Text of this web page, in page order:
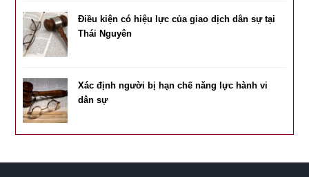
Điều kiện có hiệu lực của giao dịch dân sự tại
Thái Nguyên
Xác định người bị hạn chế năng lực hành vi
dân sự